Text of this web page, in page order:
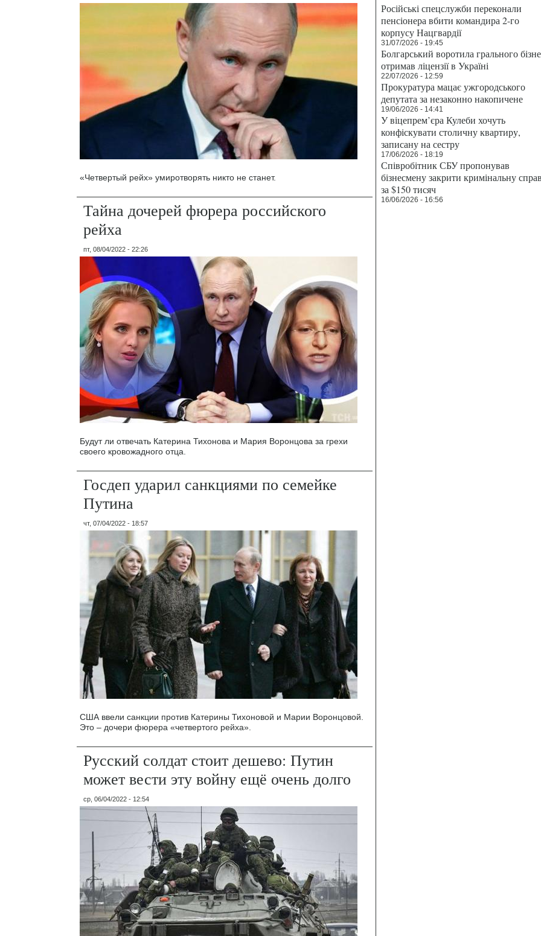
«Четвертый рейх» умиротворять никто не станет.
Тайна дочерей фюрера российского
рейха
пт, 08/04/2022 - 22:26
Будут ли отвечать Катерина Тихонова и Мария Воронцова за грехи
своего кровожадного отца.
Госдеп ударил санкциями по семейке
Путина
чт, 07/04/2022 - 18:57
США ввели санкции против Катерины Тихоновой и Марии Воронцовой.
Это – дочери фюрера «четвертого рейха».
Русский солдат стоит дешево: Путин
может вести эту войну ещё очень долго
ср, 06/04/2022 - 12:54
Російські спецслужби переконали
пенсіонера вбити командира 2-го
корпусу Нацгвардії
31/07/2026 - 19:45
Болгарський воротила грального
отримав ліцензії в Україні
22/07/2026 - 12:59
Прокуратура мацає ужгородського
депутата за незаконно накопичене
19/06/2026 - 14:41
У віцепрем’єра Кулеби хочуть
конфіскувати столичну квартиру,
записану на сестру
17/06/2026 - 18:19
Співробітник СБУ пропонував
бізнесмену закрити кримінальну
за $150 тисяч
16/06/2026 - 16:56